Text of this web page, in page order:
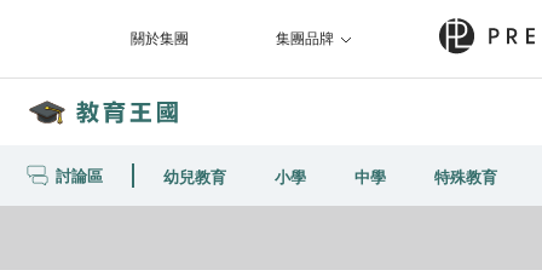
關於集團 集團品牌
討論區 幼兒教育 小學 中學 特殊教育